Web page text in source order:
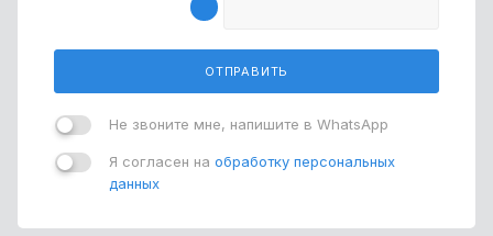
ОТПРАВИТЬ
Не звоните мне, напишите в WhatsApp
Я согласен на обработку персональных
данных